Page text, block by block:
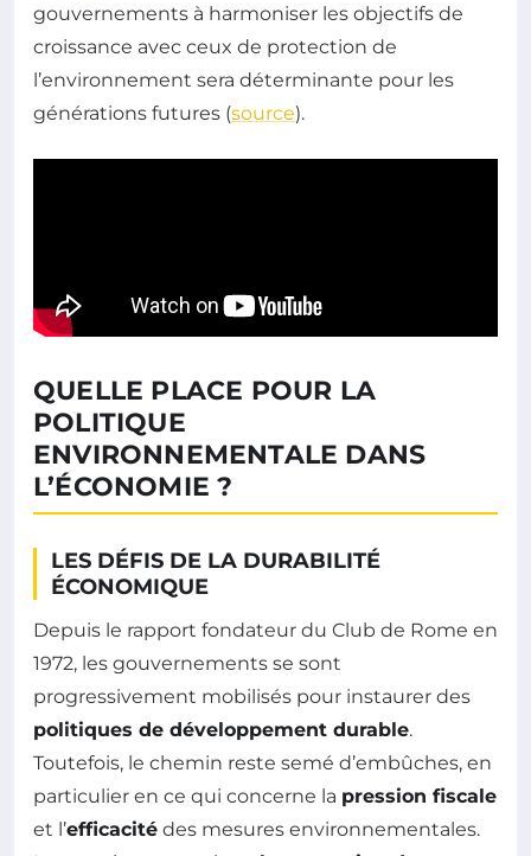
gouvernements à harmoniser les objectifs de
croissance avec ceux de protection de
l’environnement sera déterminante pour les
générations futures (source).
QUELLE PLACE POUR LA
POLITIQUE
ENVIRONNEMENTALE DANS
L’ÉCONOMIE ?
LES DÉFIS DE LA DURABILITÉ
ÉCONOMIQUE
Depuis le rapport fondateur du Club de Rome en
1972, les gouvernements se sont
progressivement mobilisés pour instaurer des
politiques de développement durable.
Toutefois, le chemin reste semé d’embûches, en
particulier en ce qui concerne la pression fiscale
et l’efficacité des mesures environnementales.